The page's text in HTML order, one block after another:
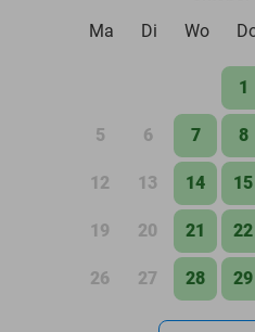
Ma
Di Wo
1
5 6 7 8
12 13 14 15
19 20 21 22
26 27 28 29